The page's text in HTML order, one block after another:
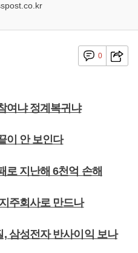
0
여냐 정계복귀냐
이 안 보인다
로 지난해 6천억 손해
주회사로 만드나
삼성전자 반사이익 보나